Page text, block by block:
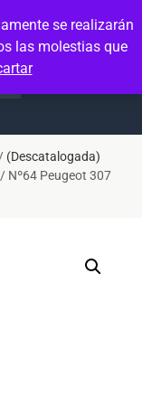
se realizarán
las molestias que
(Descatalogada)
/ Nº64 Peugeot 307